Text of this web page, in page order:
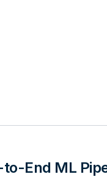
to-End ML